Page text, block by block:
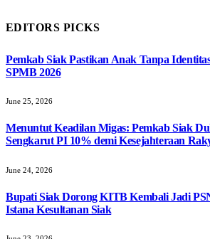
EDITORS PICKS
Pemkab Siak Pastikan Anak Tanpa
SPMB 2026
June 25, 2026
Menuntut Keadilan Migas: Pemkab Siak
Sengkarut PI 10% demi Kesejahteraan
June 24, 2026
Bupati Siak Dorong KITB Kembali Jadi
Istana Kesultanan Siak